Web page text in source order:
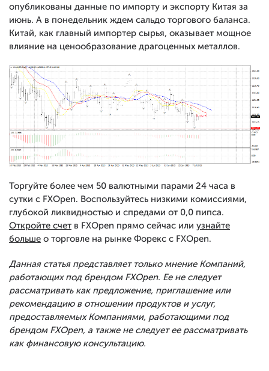
опубликованы данные по импорту и экспорту Китая за
июнь. А в понедельник ждем сальдо торгового баланса.
Китай, как главный импортер сырья, оказывает мощное
влияние на ценообразование драгоценных металлов.
Торгуйте более чем 50 валютными парами 24 часа в
сутки с FXOpen. Воспользуйтесь низкими комиссиями,
глубокой ликвидностью и спредами от 0,0 пипса.
Откройте счет в FXOpen прямо сейчас или узнайте
больше о торговле на рынке Форекс с FXOpen.
Данная статья представляет только мнение Компаний,
работающих под брендом FXOpen. Ее не следует
рассматривать как предложение, приглашение или
рекомендацию в отношении продуктов и услуг,
предоставляемых Компаниями, работающими под
брендом FXOpen, а также не следует ее рассматривать
как финансовую консультацию.